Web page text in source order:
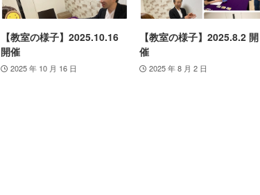
【教室の様子】2025.10.16
開催
2025 年 10 月 16 日
【教室の様子】2025.8.2 開
催
2025 年 8 月 2 日